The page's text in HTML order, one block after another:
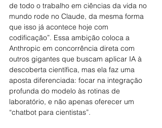
de todo o trabalho em ciências da vida no
mundo rode no Claude, da mesma forma
que isso já acontece hoje com
codificação”. Essa ambição coloca a
Anthropic em concorrência direta com
outros gigantes que buscam aplicar IA à
descoberta científica, mas ela faz uma
aposta diferenciada: focar na integração
profunda do modelo às rotinas de
laboratório, e não apenas oferecer um
“chatbot para cientistas”.